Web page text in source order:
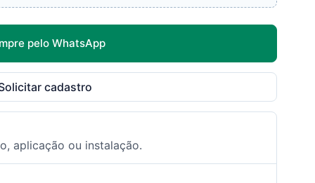
pelo WhatsApp
cadastro
aplicação ou instalação.